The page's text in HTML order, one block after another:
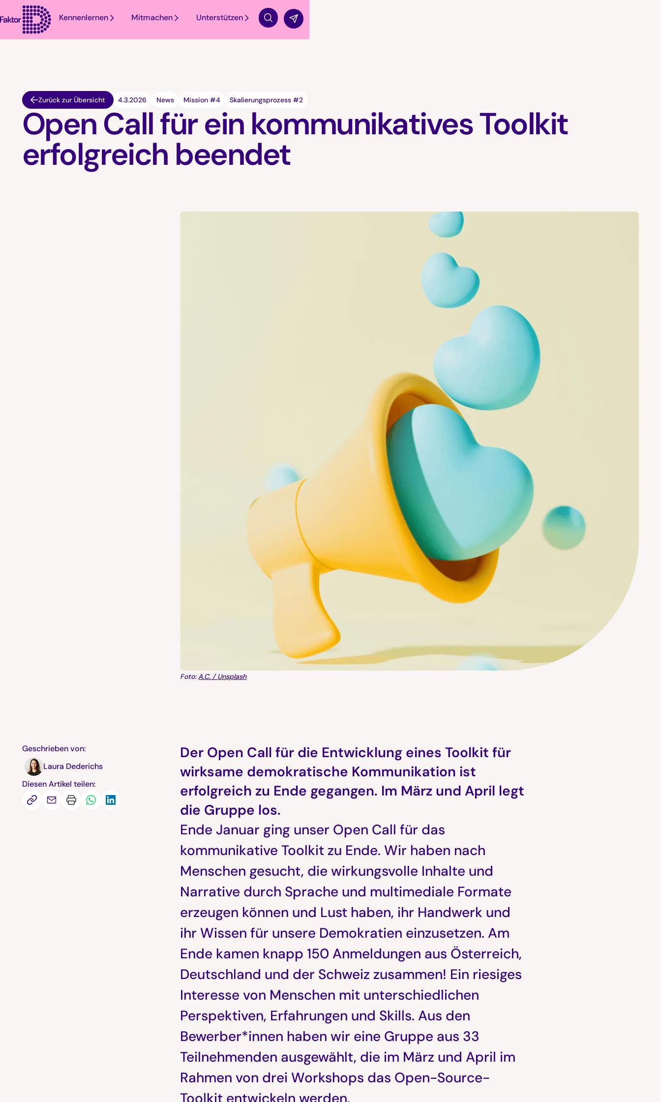
Kennenlernen Mitmachen Unterstützen
Suche
Zurück zur Übersicht 4.3.2026 News Mission #4 Skalierungsprozess #2
Open Call für ein kommunikatives Toolkit
erfolgreich beendet
Foto:A.C. / Unsplash
Geschrieben von:
Laura Dederichs
Diesen Artikel teilen:
Der Open Call für die Entwicklung eines Toolkit für
wirksame demokratische Kommunikation ist
erfolgreich zu Ende gegangen. Im März und April legt
die Gruppe los.
Ende Januar ging unser Open Call für das
kommunikative Toolkit zu Ende. Wir haben nach
Menschen gesucht, die wirkungsvolle Inhalte und
Narrative durch Sprache und multimediale Formate
erzeugen können und Lust haben, ihr Handwerk und
ihr Wissen für unsere Demokratien einzusetzen. Am
Ende kamen knapp 150 Anmeldungen aus Österreich,
Deutschland und der Schweiz zusammen! Ein riesiges
Interesse von Menschen mit unterschiedlichen
Perspektiven, Erfahrungen und Skills. Aus den
Bewerber*innen haben wir eine Gruppe aus 33
Teilnehmenden ausgewählt, die im März und April im
Rahmen von drei Workshops das Open-Source-
Toolkit entwickeln werden.